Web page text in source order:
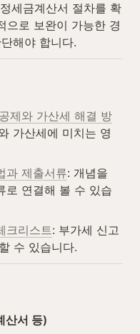
세금계산서 절차를 확
으로 보완이 가능한 경
해야 합니다.
제와 가산세 해결 방
가산세에 미치는 영
과 제출서류: 개념을
로 연결해 볼 수 있습
크리스트 : 부가세 신고
수 있습니다.
산서 등)